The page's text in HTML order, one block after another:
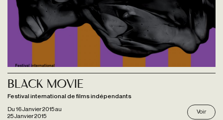
Du 16 Janvier 2015au
25 Janvier 2015
Black Movie
Festival international de films indépendants
Voir